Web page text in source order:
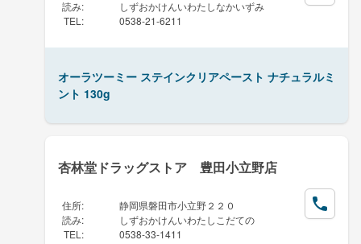
読み:
しずおかけんいわたしなかいずみ
TEL : 0538-21-6211
オーラツーミー ステインクリアペースト ナチュラルミ
ント 130g
杏林堂ドラッグストア 豊田小立野店
住所:
静岡県磐田市小立野２２０
読み:
しずおかけんいわたしこだての
TEL : 0538-33-1411